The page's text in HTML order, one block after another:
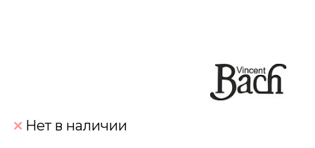
Нет в наличии